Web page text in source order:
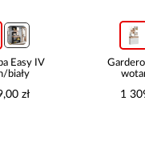
Easy IV
biały
zł 1